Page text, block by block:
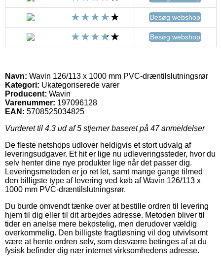
Besøg webshop
Besøg webshop
Navn: Wavin 126/113 x 1000 mm PVC-dræntilslutningsrør
Kategori: Ukategoriserede varer
Producent: Wavin
Varenummer: 197096128
EAN: 5708525034825
Vurderet til 4.3 ud af 5 stjerner baseret på 47anmeldelser
De fleste netshops udlover heldigvis et stort udvalg af
leveringsudgaver. Et hit er lige nu udleveringssteder, hvor du
selv henter dine nye produkter lige når det passer dig.
Leveringsmetoden er jo ret let, samt mange gange tilmed
den billigste type af levering ved køb af Wavin 126/113 x
1000 mm PVC-dræntilslutningsrør.
Du burde omvendt tænke over at bestille ordren til levering
hjem til dig eller til dit arbejdes adresse. Metoden bliver til
tider en anelse mere bekostelig, men derudover vældig
overkommelig. Den billigste fragtløsning vil dog utvivlsomt
være at hente ordren selv, som desværre betinges af at du
fysisk befinder dig nær internet virksomhedens adresse.